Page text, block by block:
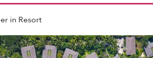
in Resort